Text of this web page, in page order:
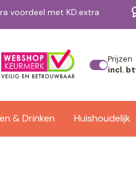
voordeel met KD.extra
Prijzen
incl.
& Drinken Huishoudelijk
Bekijk